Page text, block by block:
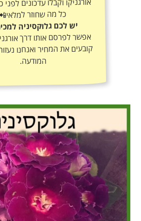
כל מה שחוזר
יש לכם גלוקסיניה
אפשר לפרסם אותו דרך
קובעים את המחיר ואנחנו
המודעה.